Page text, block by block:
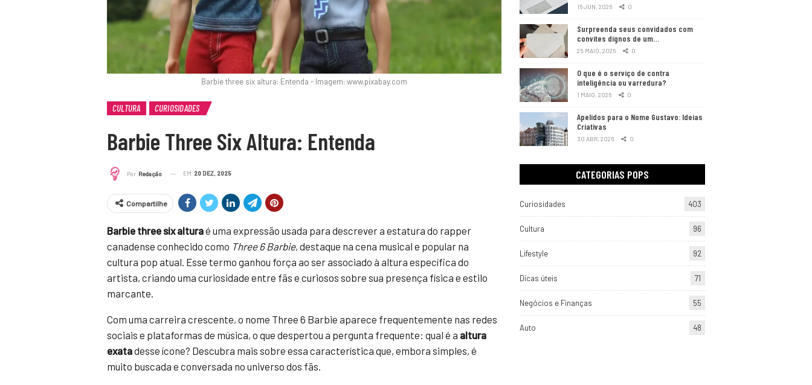
Barbie three six altura: Entenda - Imagem: www.pixabay.com
CULTURA CURIOSIDADES
Barbie Three Six Altura: Entenda
Por Redação EM 20 DEZ, 2025
Compartilhe
Barbie three six alturaé uma expressão usada para descrever a estatura do rapper
canadense conhecido como Three 6 Barbie, destaque na cena musical e popular na
cultura pop atual. Esse termo ganhou força ao ser associado à altura específica do
artista, criando uma curiosidade entre fãs e curiosos sobre sua presença física e estilo
marcante.
Com uma carreira crescente, o nome Three 6 Barbie aparece frequentemente nas redes
sociais e plataformas de música, o que despertou a pergunta frequente: qual é a altura
exatadesse ícone? Descubra mais sobre essa característica que, embora simples, é
muito buscada e conversada no universo dos fãs.
16 JUN, 2026 0
Surpreenda seus convidados com
convites dignos de um…
25 MAIO, 2026 0
O que é o serviço de contra
inteligência ou varredura?
1 MAIO, 2026 0
Apelidos para o Nome Gustavo: Ideias
Criativas
30 ABR, 2026 0
CATEGORIAS POPS
Curiosidades 403
Cultura 96
Lifestyle 92
Dicas úteis 71
Negócios e Finanças 55
Auto 48